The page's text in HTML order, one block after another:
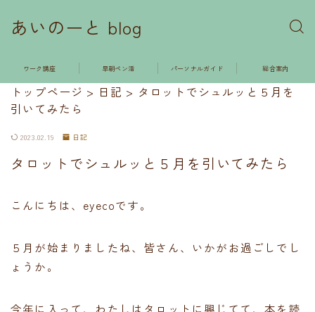
あいのーと blog
ワーク講座 早朝ペン活 パーソナルガイド 総合案内
トップページ > 日記 > タロットでシュルッと５月を
引いてみたら
2023.02.19 日記
タロットでシュルッと５月を引いてみたら
こんにちは、eyecoです。
５月が始まりましたね、皆さん、いかがお過ごしでし
ょうか。
今年に入って、わたしはタロットに興じてて、本を読